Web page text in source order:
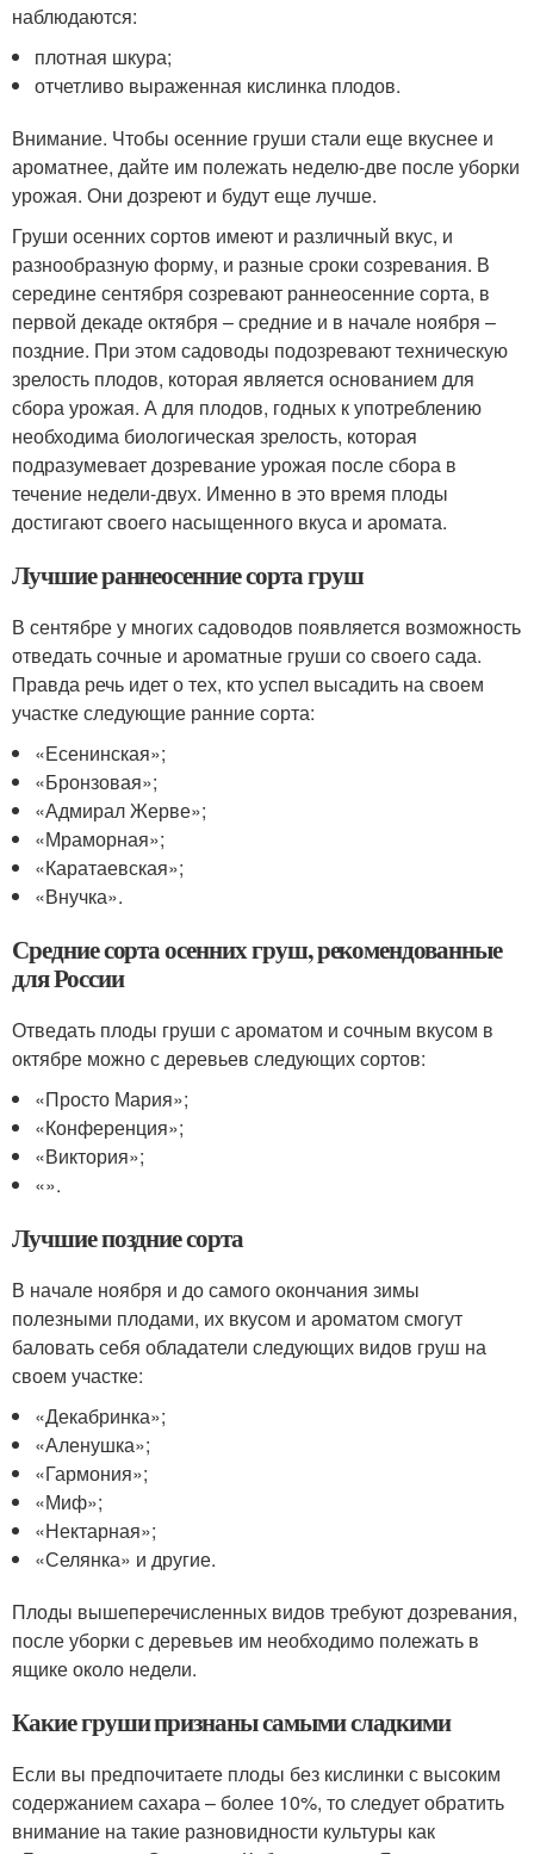
наблюдаются:
плотная шкура;
отчетливо выраженная кислинка плодов.
Внимание. Чтобы осенние груши стали еще вкуснее и
ароматнее, дайте им полежать неделю-две после уборки
урожая. Они дозреют и будут еще лучше.
Груши осенних сортов имеют и различный вкус, и
разнообразную форму, и разные сроки созревания. В
середине сентября созревают раннеосенние сорта, в
первой декаде октября – средние и в начале ноября –
поздние. При этом садоводы подозревают техническую
зрелость плодов, которая является основанием для
сбора урожая. А для плодов, годных к употреблению
необходима биологическая зрелость, которая
подразумевает дозревание урожая после сбора в
течение недели-двух. Именно в это время плоды
достигают своего насыщенного вкуса и аромата.
Лучшие раннеосенние сорта груш
В сентябре у многих садоводов появляется возможность
отведать сочные и ароматные груши со своего сада.
Правда речь идет о тех, кто успел высадить на своем
участке следующие ранние сорта:
«Есенинская»;
«Бронзовая»;
«Адмирал Жерве»;
«Мраморная»;
«Каратаевская»;
«Внучка».
Средние сорта осенних груш, рекомендованные
для России
Отведать плоды груши с ароматом и сочным вкусом в
октябре можно с деревьев следующих сортов:
«Просто Мария»;
«Конференция»;
«Виктория»;
«».
Лучшие поздние сорта
В начале ноября и до самого окончания зимы
полезными плодами, их вкусом и ароматом смогут
баловать себя обладатели следующих видов груш на
своем участке:
«Декабринка»;
«Аленушка»;
«Гармония»;
«Миф»;
«Нектарная»;
«Селянка» и другие.
Плоды вышеперечисленных видов требуют дозревания,
после уборки с деревьев им необходимо полежать в
ящике около недели.
Какие груши признаны самыми сладкими
Если вы предпочитаете плоды без кислинки с высоким
содержанием сахара – более 10%, то следует обратить
внимание на такие разновидности культуры как